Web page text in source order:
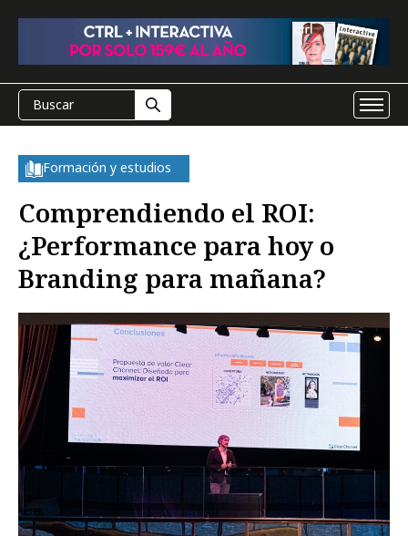
Formación y estudios
Comprendiendo el ROI:
¿Performance para hoy o
Branding para mañana?